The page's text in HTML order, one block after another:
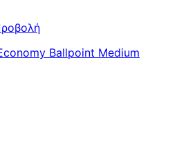
Ballpoint Medium